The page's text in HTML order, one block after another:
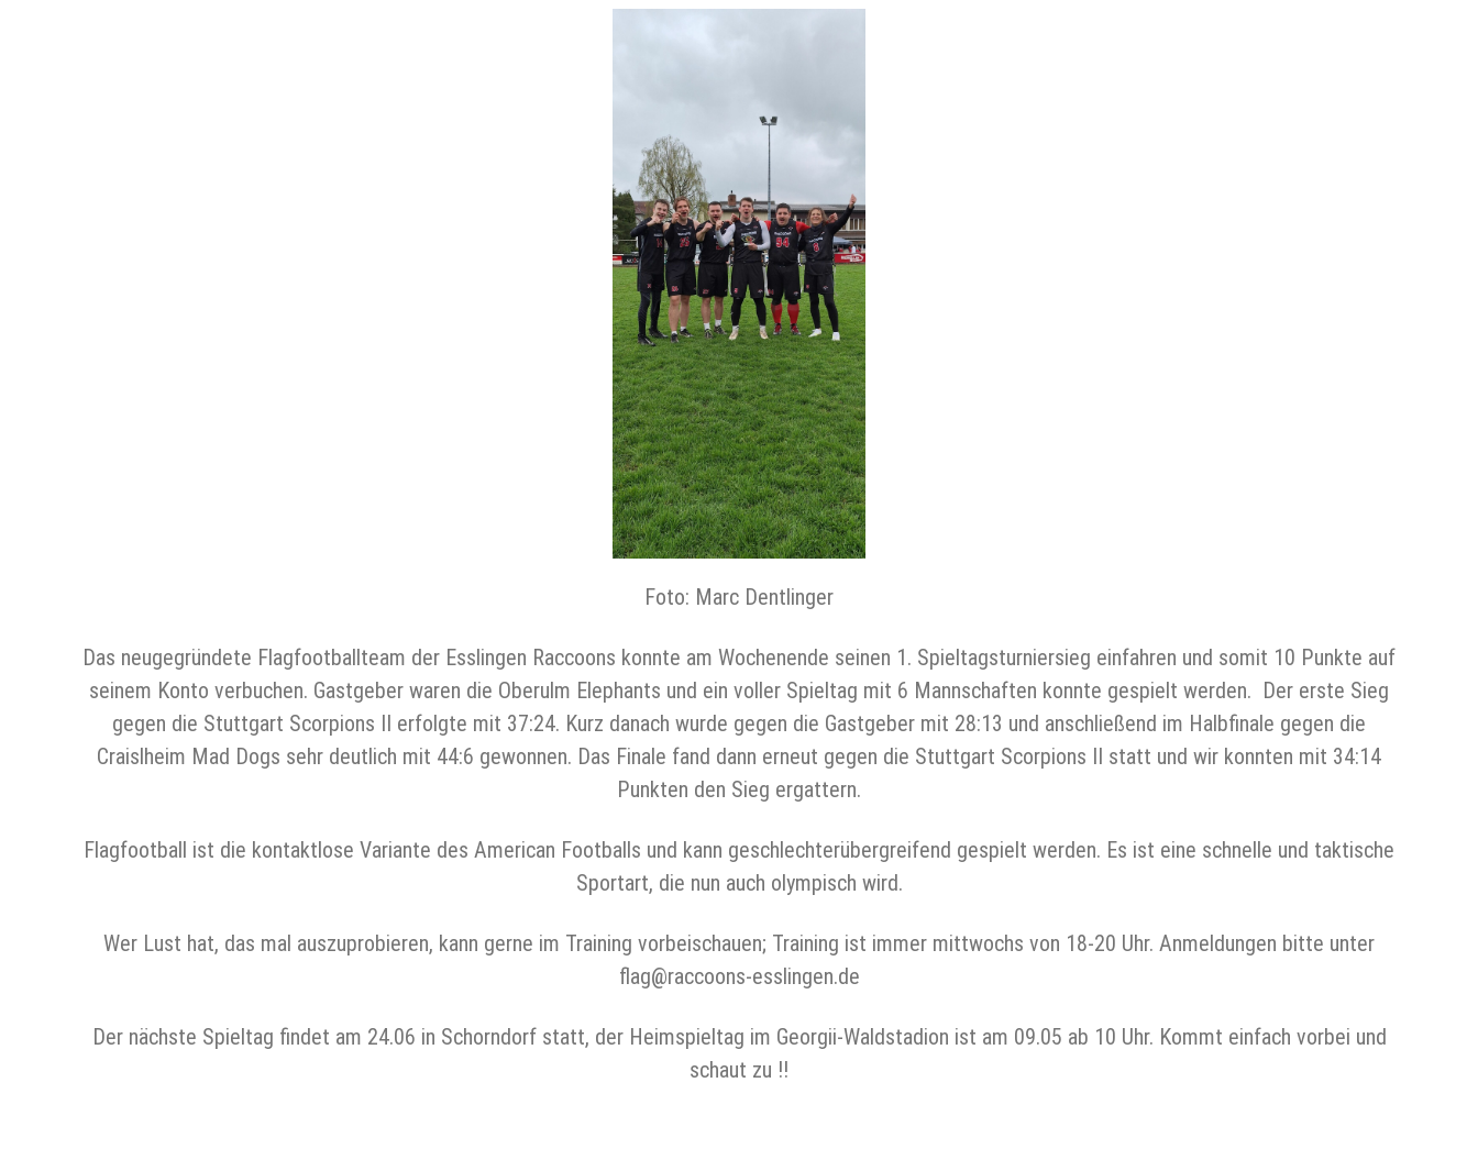
Foto: Marc Dentlinger
Das neugegründete Flagfootballteam der Esslingen Raccoons konnte am Wochenende seinen 1. Spieltagsturniersieg einfahren und somit 10 Punkte auf
seinem Konto verbuchen. Gastgeber waren die Oberulm Elephants und ein voller Spieltag mit 6 Mannschaften konnte gespielt werden. Der erste Sieg
gegen die Stuttgart Scorpions II erfolgte mit 37:24. Kurz danach wurde gegen die Gastgeber mit 28:13 und anschließend im Halbfinale gegen die
Craislheim Mad Dogs sehr deutlich mit 44:6 gewonnen. Das Finale fand dann erneut gegen die Stuttgart Scorpions II statt und wir konnten mit 34:14
Punkten den Sieg ergattern.
Flagfootball ist die kontaktlose Variante des American Footballs und kann geschlechterübergreifend gespielt werden. Es ist eine schnelle und taktische
Sportart, die nun auch olympisch wird.
Wer Lust hat, das mal auszuprobieren, kann gerne im Training vorbeischauen; Training ist immer mittwochs von 18-20 Uhr. Anmeldungen bitte unter
flag@raccoons-esslingen.de
Der nächste Spieltag findet am 24.06 in Schorndorf statt, der Heimspieltag im Georgii-Waldstadion ist am 09.05 ab 10 Uhr. Kommt einfach vorbei und
schaut zu !!